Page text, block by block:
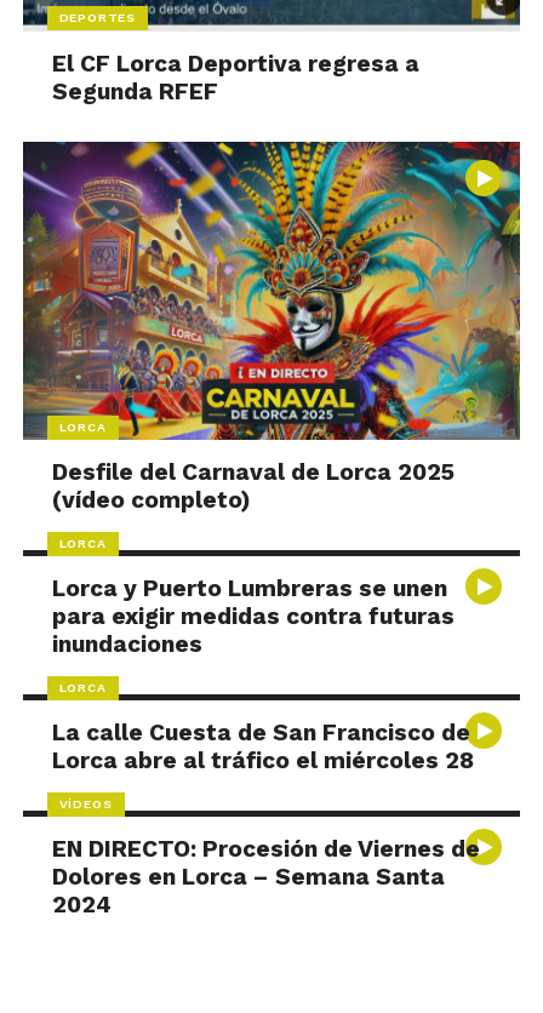
DEPORTES
El CF Lorca Deportiva regresa a
Segunda RFEF
LORCA
Desfile del Carnaval de Lorca 2025
(vídeo completo)
LORCA
Lorca y Puerto Lumbreras se unen
para exigir medidas contra futuras
inundaciones
LORCA
La calle Cuesta de San Francisco de
Lorca abre al tráfico el miércoles 28
VÍDEOS
EN DIRECTO: Procesión de Viernes de
Dolores en Lorca – Semana Santa
2024